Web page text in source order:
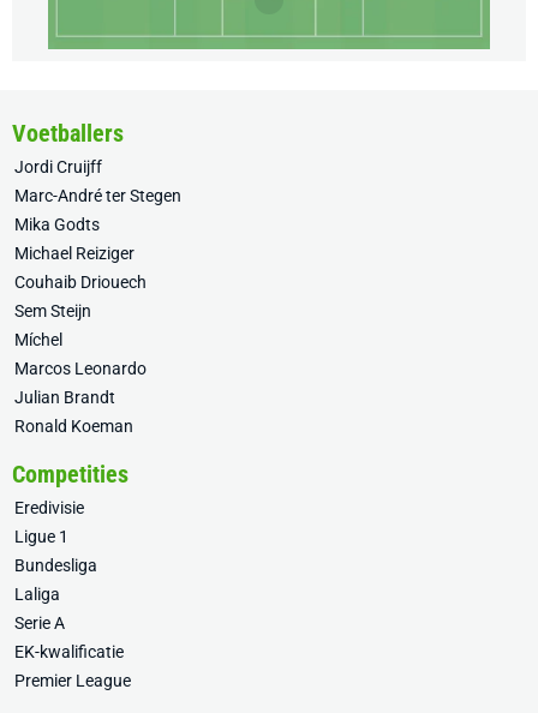
Voetballers
Jordi Cruijff
Marc-André ter Stegen
Mika Godts
Michael Reiziger
Couhaib Driouech
Sem Steijn
Míchel
Marcos Leonardo
Julian Brandt
Ronald Koeman
Competities
Eredivisie
Ligue 1
Bundesliga
Laliga
Serie A
EK-kwalificatie
Premier League